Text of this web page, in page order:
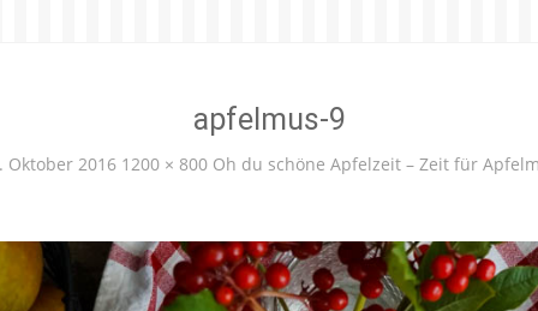
apfelmus-9
Oktober 2016 1200 × 800 Oh du schöne Apfelzeit – Zeit für